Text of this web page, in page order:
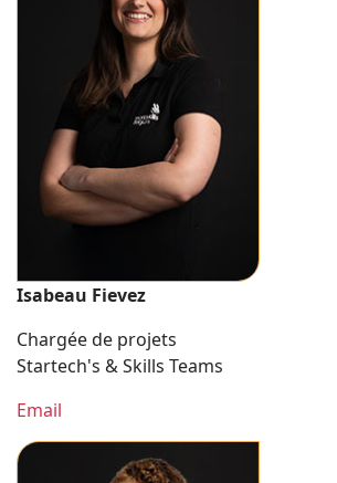
Isabeau Fievez
Chargée de projets
Startech's & Skills Teams
Email